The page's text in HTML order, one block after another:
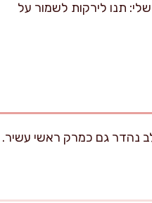
תנו לירקות לשמור על